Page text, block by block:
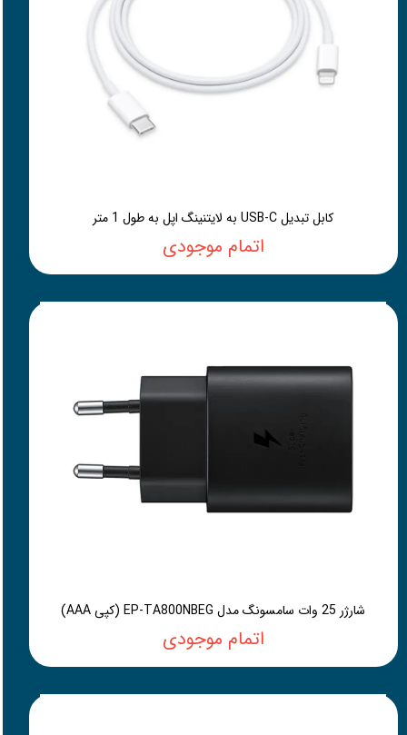
کابل تبدیل USB-C به لایتنینگ اپل به طول 1 متر
اتمام موجودی
شارژر 25 وات سامسونگ مدل EP-TA800NBEG (کپی AAA)
اتمام موجودی